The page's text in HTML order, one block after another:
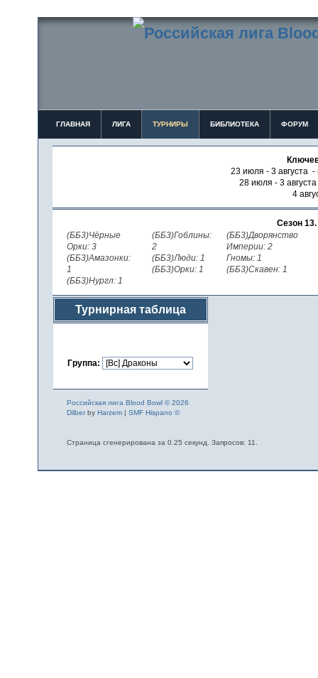
ГЛАВНАЯ ЛИГА ТУРНИРЫ БИБЛИОТЕКА ФОРУМ
23 июля - 3 августа -
28 июля - 3
4
Сезон 13.
(ББ3)Чёрные
Орки: 3
(ББ3)Амазонки:
1
(ББ3)Нургл: 1
(ББ3)Гоблины:
2
(ББ3)Люди: 1
(ББ3)Орки: 1
(ББ3)Дворянство
Империи: 2
Гномы: 1
(ББ3)Скавен: 1
Турнирная таблица
Группа:
Российская лига Blood Bowl © 2026
Dilberby Harzem| SMF Hispano ©
Страница сгенерирована за 0.25 секунд. Запросов: 11.